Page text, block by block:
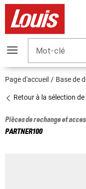
Mot-clé
Page d'accueil Base de
Retour à la sélection
Pièces de rechange et
PARTNER100